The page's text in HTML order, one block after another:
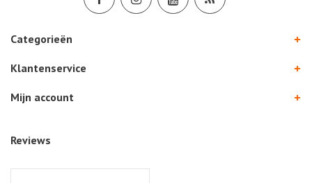
Categorieën
Klantenservice
Mijn account
Reviews